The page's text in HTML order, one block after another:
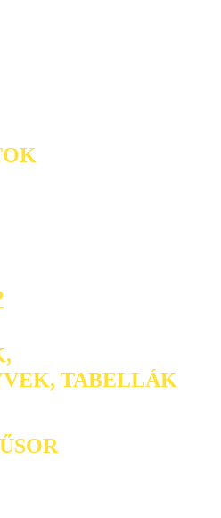
TABELLÁK